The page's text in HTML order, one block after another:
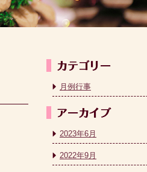
月例行事
2023年6月
2022年9月